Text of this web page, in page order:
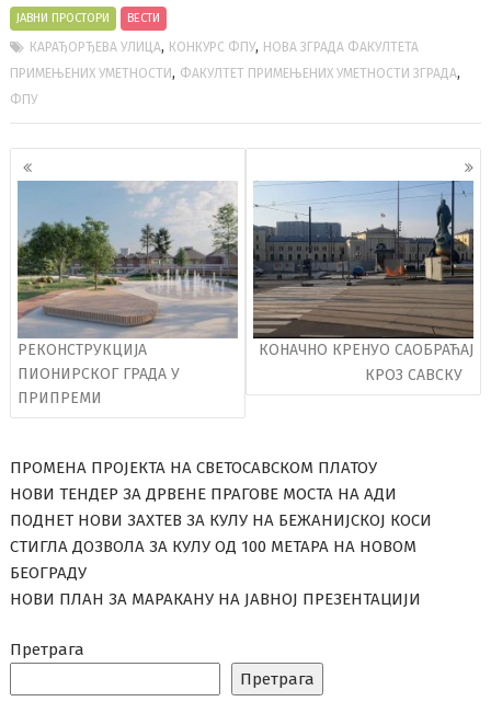
ЈАВНИ ПРОСТОРИ ВЕСТИ
КАРАЂОРЂЕВА УЛИЦА, КОНКУРС ФПУ, НОВА ЗГРАДА ФАКУЛТЕТА
ПРИМЕЊЕНИХ УМЕТНОСТИ, ФАКУЛТЕТ ПРИМЕЊЕНИХ УМЕТНОСТИ ЗГРАДА,
ФПУ
Кретање
чланака
РЕКОНСТРУКЦИЈА
ПИОНИРСКОГ ГРАДА У
ПРИПРЕМИ
КОНАЧНО КРЕНУО САОБРАЋАЈ
КРОЗ САВСКУ
ПРОМЕНА ПРОЈЕКТА НА СВЕТОСАВСКОМ ПЛАТОУ
НОВИ ТЕНДЕР ЗА ДРВЕНЕ ПРАГОВЕ МОСТА НА АДИ
ПОДНЕТ НОВИ ЗАХТЕВ ЗА КУЛУ НА БЕЖАНИЈСКОЈ КОСИ
СТИГЛА ДОЗВОЛА ЗА КУЛУ ОД 100 МЕТАРА НА НОВОМ
БЕОГРАДУ
НОВИ ПЛАН ЗА МАРАКАНУ НА ЈАВНОЈ ПРЕЗЕНТАЦИЈИ
Претрага
Претрага